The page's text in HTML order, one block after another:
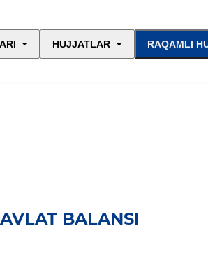
HUJJATLAR RAQAMLI
BALANSI